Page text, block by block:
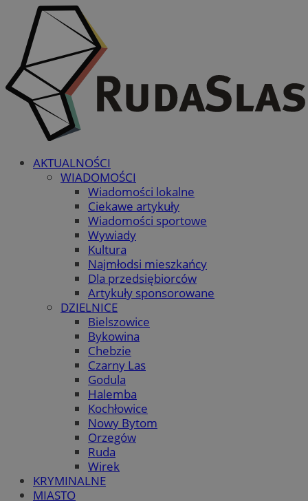
AKTUALNOŚCI
WIADOMOŚCI
Wiadomości lokalne
Ciekawe artykuły
Wiadomości sportowe
Wywiady
Kultura
Najmłodsi mieszkańcy
Dla przedsiębiorców
Artykuły sponsorowane
DZIELNICE
Bielszowice
Bykowina
Chebzie
Czarny Las
Godula
Halemba
Kochłowice
Nowy Bytom
Orzegów
Ruda
Wirek
KRYMINALNE
MIASTO